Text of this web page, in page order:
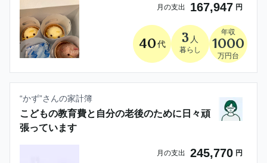
月の支出 167,947 円
40代 3 人
暮らし
年収
1000
万円台
“かず”さんの家計簿
こどもの教育費と自分の老後のために日々頑
張っています
月の支出 245,770 円